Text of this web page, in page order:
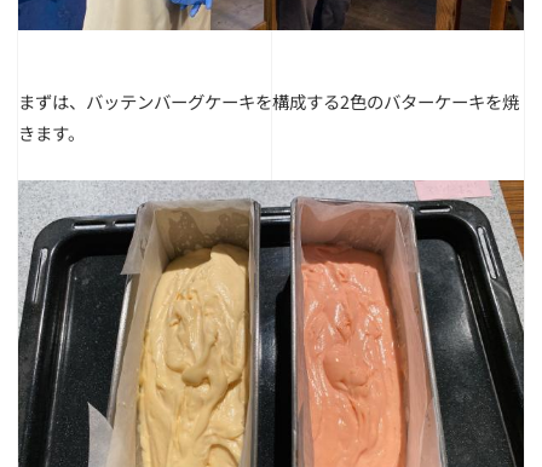
まずは、バッテンバーグケーキを構成する2色のバターケーキを焼
きます。